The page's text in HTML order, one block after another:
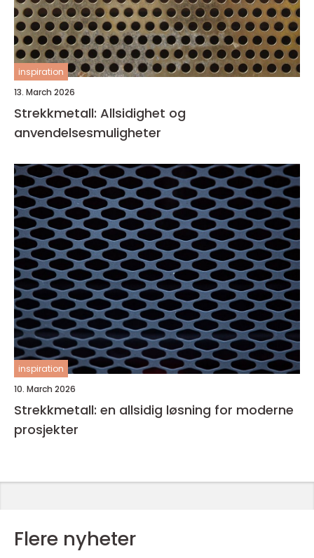
inspiration
13. March 2026
Strekkmetall: Allsidighet og
anvendelsesmuligheter
inspiration
10. March 2026
Strekkmetall: en allsidig løsning for moderne
prosjekter
Flere nyheter